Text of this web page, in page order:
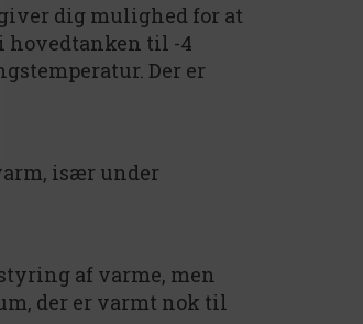
dig mulighed for at
hovedtanken til -4
Der er
især under
af varme, men
der er varmt nok til